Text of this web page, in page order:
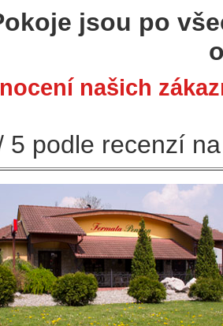
jsou po
našich
5 podle recenzí